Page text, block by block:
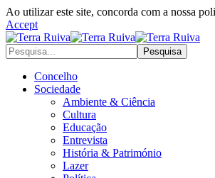
Ao utilizar este site, concorda com a nossa
Accept
Concelho
Sociedade
Ambiente & Ciência
Cultura
Educação
Entrevista
História & Património
Lazer